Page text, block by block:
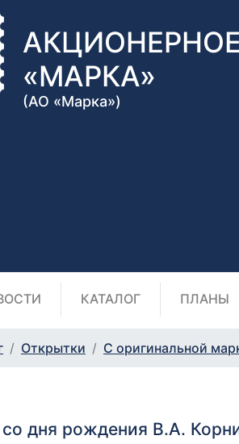
«МАРКА»
(АО «Марка»)
КАТАЛОГ ПЛАНЫ
Открытки С оригинальной
дня рождения В.А.